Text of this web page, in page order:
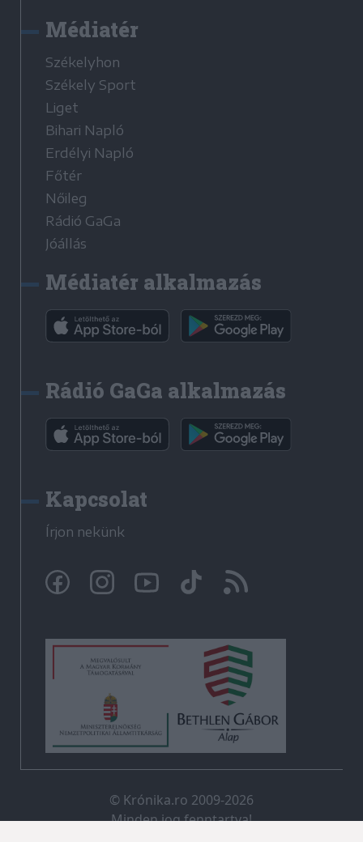
Médiatér
Székelyhon
Székely Sport
Liget
Bihari Napló
Erdélyi Napló
Főtér
Nőileg
Rádió GaGa
Jóállás
Médiatér alkalmazás
Rádió GaGa alkalmazás
Kapcsolat
Írjon nekünk
© Krónika.ro 2009-2026
Minden jog fenntartva!